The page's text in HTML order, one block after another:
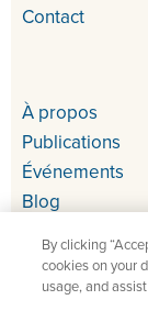
Contact
À propos
Publications
Événements
Blog
By clicking
cookies on your
usage, and